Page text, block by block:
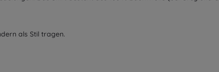
als Stil tragen.